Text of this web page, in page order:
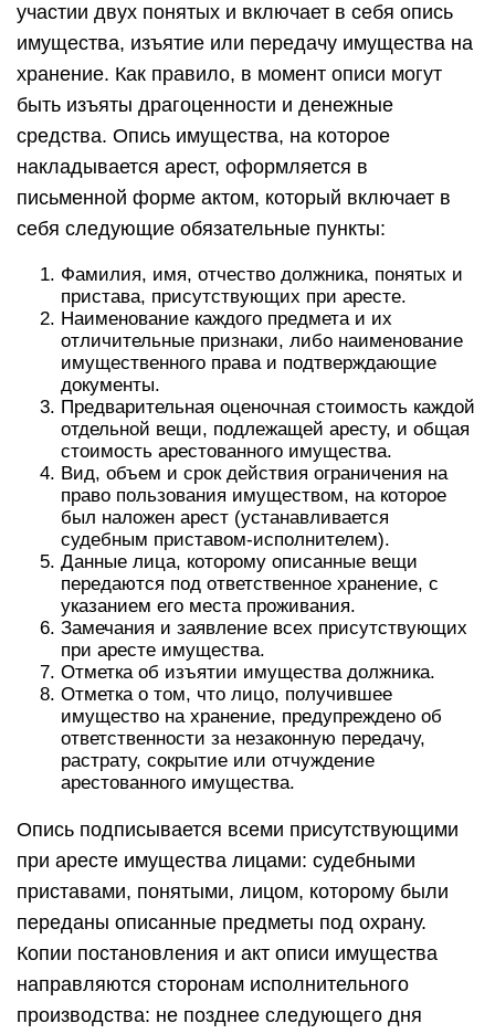
участии двух понятых и включает в себя опись
имущества, изъятие или передачу имущества на
хранение. Как правило, в момент описи могут
быть изъяты драгоценности и денежные
средства. Опись имущества, на которое
накладывается арест, оформляется в
письменной форме актом, который включает в
себя следующие обязательные пункты:
Фамилия, имя, отчество должника, понятых и
пристава, присутствующих при аресте.
Наименование каждого предмета и их
отличительные признаки, либо наименование
имущественного права и подтверждающие
документы.
Предварительная оценочная стоимость каждой
отдельной вещи, подлежащей аресту, и общая
стоимость арестованного имущества.
Вид, объем и срок действия ограничения на
право пользования имуществом, на которое
был наложен арест (устанавливается
судебным приставом-исполнителем).
Данные лица, которому описанные вещи
передаются под ответственное хранение, с
указанием его места проживания.
Замечания и заявление всех присутствующих
при аресте имущества.
Отметка об изъятии имущества должника.
Отметка о том, что лицо, получившее
имущество на хранение, предупреждено об
ответственности за незаконную передачу,
растрату, сокрытие или отчуждение
арестованного имущества.
Опись подписывается всеми присутствующими
при аресте имущества лицами: судебными
приставами, понятыми, лицом, которому были
переданы описанные предметы под охрану.
Копии постановления и акт описи имущества
направляются сторонам исполнительного
производства: не позднее следующего дня